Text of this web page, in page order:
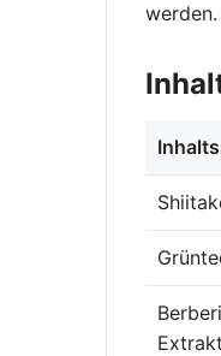
werden.